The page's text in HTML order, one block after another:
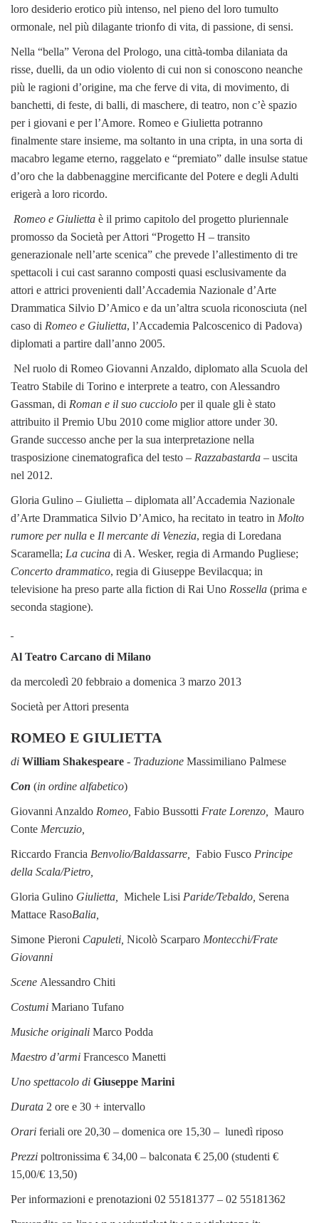
loro desiderio erotico più intenso, nel pieno del loro tumulto
ormonale, nel più dilagante trionfo di vita, di passione, di sensi.
Nella “bella” Verona del Prologo, una città-tomba dilaniata da
risse, duelli, da un odio violento di cui non si conoscono neanche
più le ragioni d’origine, ma che ferve di vita, di movimento, di
banchetti, di feste, di balli, di maschere, di teatro, non c’è spazio
per i giovani e per l’Amore. Romeo e Giulietta potranno
finalmente stare insieme, ma soltanto in una cripta, in una sorta di
macabro legame eterno, raggelato e “premiato” dalle insulse statue
d’oro che la dabbenaggine mercificante del Potere e degli Adulti
erigerà a loro ricordo.
Romeo e Giulietta è il primo capitolo del progetto pluriennale
promosso da Società per Attori “Progetto H – transito
generazionale nell’arte scenica” che prevede l’allestimento di tre
spettacoli i cui cast saranno composti quasi esclusivamente da
attori e attrici provenienti dall’Accademia Nazionale d’Arte
Drammatica Silvio D’Amico e da un’altra scuola riconosciuta (nel
caso di Romeo e Giulietta, l’Accademia Palcoscenico di Padova)
diplomati a partire dall’anno 2005.
Nel ruolo di Romeo Giovanni Anzaldo, diplomato alla Scuola del
Teatro Stabile di Torino e interprete a teatro, con Alessandro
Gassman, di Roman e il suo cucciolo per il quale gli è stato
attribuito il Premio Ubu 2010 come miglior attore under 30.
Grande successo anche per la sua interpretazione nella
trasposizione cinematografica del testo – Razzabastarda – uscita
nel 2012.
Gloria Gulino – Giulietta – diplomata all’Accademia Nazionale
d’Arte Drammatica Silvio D’Amico, ha recitato in teatro in Molto
rumore per nulla e Il mercante di Venezia, regia di Loredana
Scaramella; La cucina di A. Wesker, regia di Armando Pugliese;
Concerto drammatico, regia di Giuseppe Bevilacqua; in
televisione ha preso parte alla fiction di Rai Uno Rossella (prima e
seconda stagione).
Al Teatro Carcano di Milano
da mercoledì 20 febbraio a domenica 3 marzo 2013
Società per Attori presenta
ROMEO E GIULIETTA
di William Shakespeare - Traduzione Massimiliano Palmese
Con (in ordine alfabetico)
Giovanni Anzaldo Romeo, Fabio Bussotti Frate Lorenzo,
Mauro
Conte Mercuzio,
Riccardo Francia Benvolio/Baldassarre, Fabio Fusco Principe
della Scala/Pietro,
Gloria Gulino Giulietta, Michele Lisi Paride/Tebaldo, Serena
Mattace RasoBalia,
Simone Pieroni Capuleti, Nicolò Scarparo Montecchi/Frate
Giovanni
Scene Alessandro Chiti
Costumi Mariano Tufano
Musiche originali Marco Podda
Maestro d’armi Francesco Manetti
Uno spettacolo di Giuseppe Marini
Durata 2 ore e 30 + intervallo
Orari feriali ore 20,30 – domenica ore 15,30 – lunedì riposo
Prezzi poltronissima € 34,00 – balconata € 25,00 (studenti €
15,00/€ 13,50)
Per informazioni e prenotazioni 02 55181377 – 02 55181362